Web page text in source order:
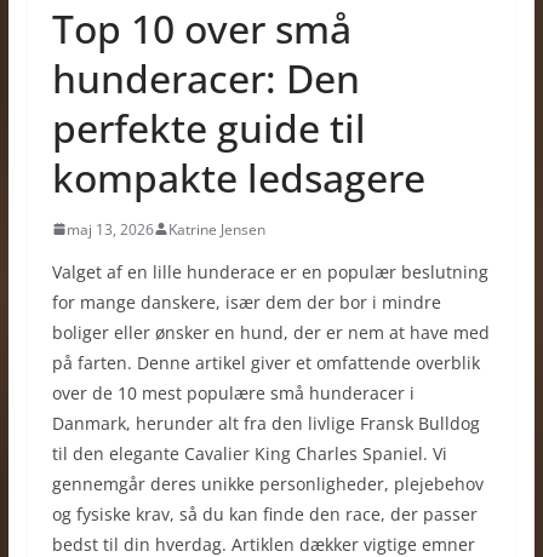
Top 10 over små
hunderacer: Den
perfekte guide til
kompakte ledsagere
maj 13, 2026 Katrine Jensen
Valget af en lille hunderace er en populær beslutning
for mange danskere, især dem der bor i mindre
boliger eller ønsker en hund, der er nem at have med
på farten. Denne artikel giver et omfattende overblik
over de 10 mest populære små hunderacer i
Danmark, herunder alt fra den livlige Fransk Bulldog
til den elegante Cavalier King Charles Spaniel. Vi
gennemgår deres unikke personligheder, plejebehov
og fysiske krav, så du kan finde den race, der passer
bedst til din hverdag. Artiklen dækker vigtige emner